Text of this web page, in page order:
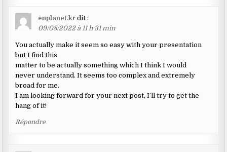
enplanet.kr dit :
09/08/2022 à 11 h 31 min
You actually make it seem so easy with your presentation
but I find this
matter to be actually something which I think I would
never understand. It seems too complex and extremely
broad for me.
I am looking forward for your next post, I’ll try to get the
hang of it!
Répondre